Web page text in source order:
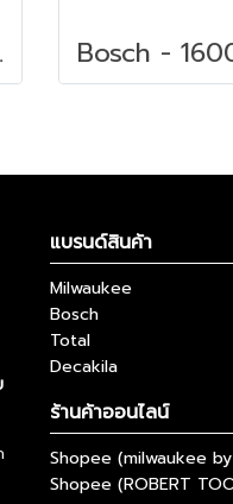
8.0Ah
แบรนด์สินค้า
Milwaukee
Bosch
Total
Decakila
ร้านค้าออนไลน์
Shopee (milwaukee
Shopee (ROBERT